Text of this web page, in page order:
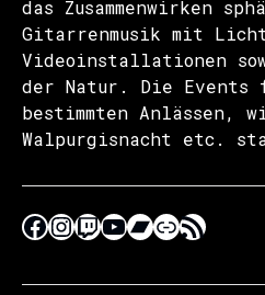
das Zusammenwirken
Gitarrenmusik mit
Videoinstallationen
der Natur. Die Events
bestimmten Anlässen,
Walpurgisnacht etc.